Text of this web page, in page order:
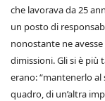
che lavorava da 25
un posto di
nonostante ne
dimissioni. Gli si è
erano: “mantenerlo
quadro, di un’altra